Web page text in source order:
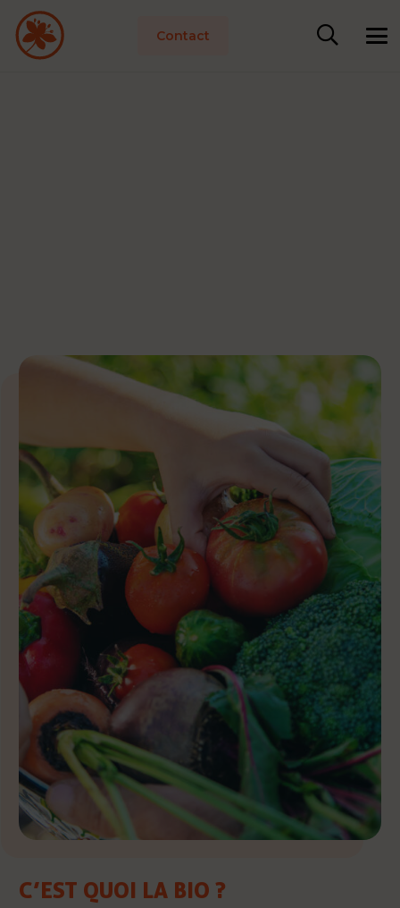
Contact
C’EST QUOI LA BIO ?